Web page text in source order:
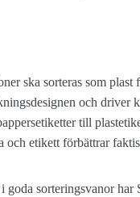
ska sorteras som plast
och driver
till
och etikett förbättrar
sorteringsvanor har